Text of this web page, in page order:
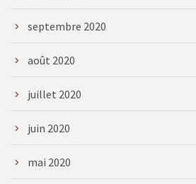
septembre 2020
août 2020
juillet 2020
juin 2020
mai 2020